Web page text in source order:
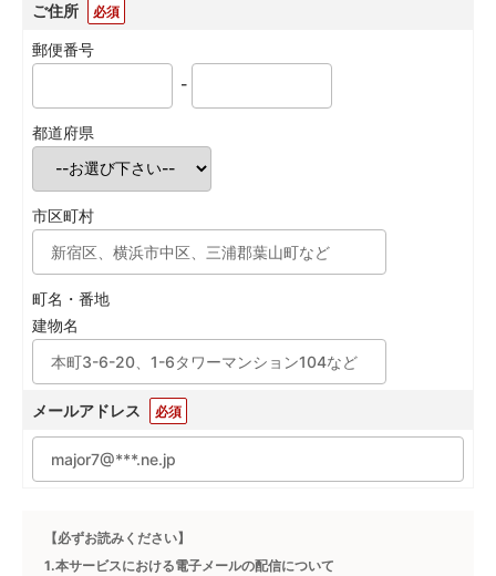
ご住所 必須
郵便番号
-
都道府県
市区町村
町名・番地
建物名
メールアドレス 必須
【必ずお読みください】
1.本サービスにおける電子メールの配信について